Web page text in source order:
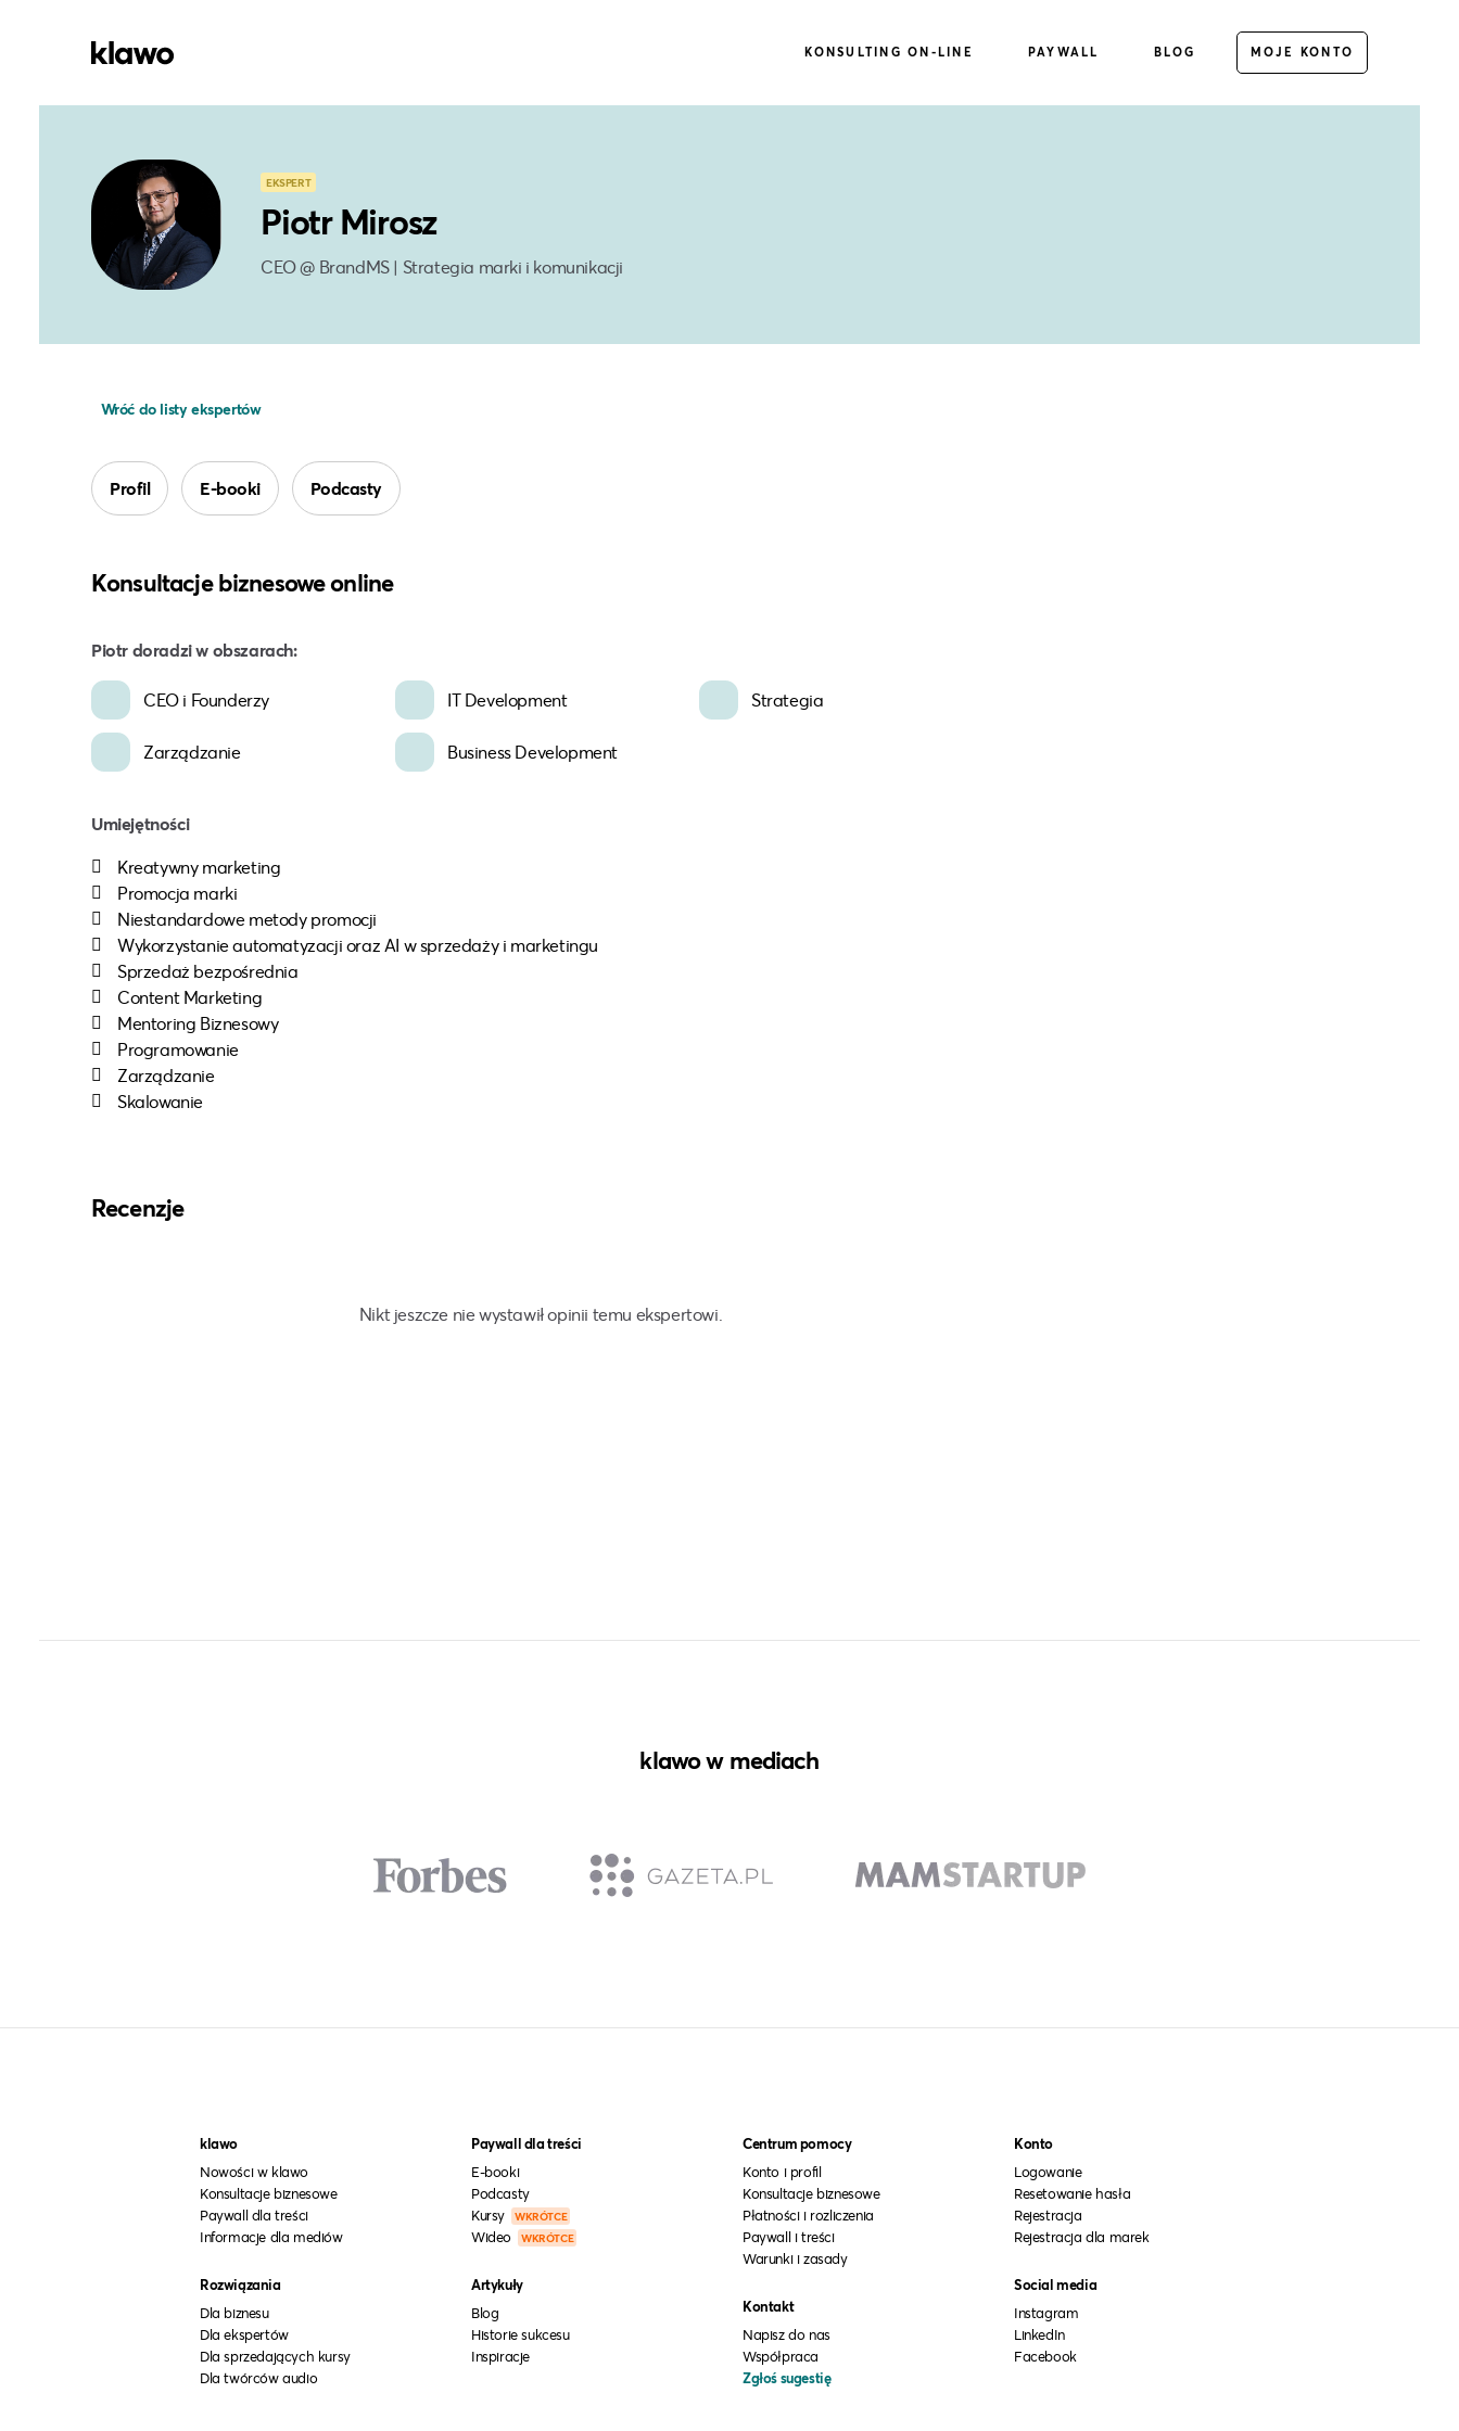
KONSULTING ON-LINE PAYWALL BLOG MOJE KONTO
EKSPERT
Piotr Mirosz
CEO @ BrandMS | Strategia marki i komunikacji
Wróć do listy ekspertów
Profil E-booki Podcasty
Konsultacje biznesowe online
Piotr doradzi w obszarach:
CEO i Founderzy IT Development Strategia
Zarządzanie Business Development
Umiejętności
Kreatywny marketing
Promocja marki
Niestandardowe metody promocji
Wykorzystanie automatyzacji oraz AI w sprzedaży i marketingu
Sprzedaż bezpośrednia
Content Marketing
Mentoring Biznesowy
Programowanie
Zarządzanie
Skalowanie
Recenzje
Nikt jeszcze nie wystawił opinii temu ekspertowi.
klawo w mediach
klawo
Nowości w klawo
Konsultacje biznesowe
Paywall dla treści
Informacje dla mediów
Rozwiązania
Dla biznesu
Dla ekspertów
Dla sprzedających kursy
Dla twórców audio
Paywall dla treści
E-booki
Podcasty
Kursy
WKRÓTCE
Wideo WKRÓTCE
Artykuły
Blog
Historie sukcesu
Inspiracje
Centrum pomocy
Konto i profil
Konsultacje biznesowe
Płatności i rozliczenia
Paywall i treści
Warunki i zasady
Kontakt
Napisz do nas
Współpraca
Zgłoś sugestię
Konto
Logowanie
Resetowanie hasła
Rejestracja
Rejestracja dla marek
Social media
Instagram
LinkedIn
Facebook